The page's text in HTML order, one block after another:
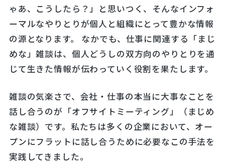
ゃあ、こうしたら？」と思いつく、そんなインフォ
ーマルなやりとりが個人と組織にとって豊かな情報
の源となります。 なかでも、仕事に関連する「まじ
めな」雑談は、個人どうしの双方向のやりとりを通
じて生きた情報が伝わっていく役割を果たします。
雑談の気楽さで、会社・仕事の本当に大事なことを
話し合うのが「オフサイトミーティング」（まじめ
な雑談）です。私たちは多くの企業において、オー
プンにフラットに話し合うために必要なこの手法を
実践してきました。